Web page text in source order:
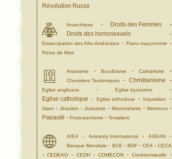
Révolution Russe
Anarchisme - Droits des Femmes -
Droits des homosexuels -
Emancipation des Afro-Américains - Franc-maçonnerie -
Peine de Mort
Arianisme -Boudhisme -Catharisme -
Chevaliers Teutoniques -Christianisme -
Eglise anglicane -Eglise byzantine -
Eglise catholique -Eglise orthodoxe - Inquisition -
Islam - Jésuites - Judaisme - Manichéisme - Mormons -
Papauté - Protestantisme - Templiers
AIEA - Amnesty International- ASEAN-
Banque Mondiale - BCE - BDF - CEA - CECA
-CEDEAO - CEDH-COMECON - Commonwealth -